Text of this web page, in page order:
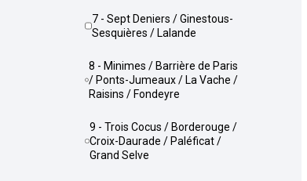
7 - Sept Deniers / Ginestous-
Sesquières / Lalande
8 - Minimes / Barrière de Paris
/ Ponts-Jumeaux / La Vache /
Raisins / Fondeyre
9 - Trois Cocus / Borderouge /
Croix-Daurade / Paléficat /
Grand Selve